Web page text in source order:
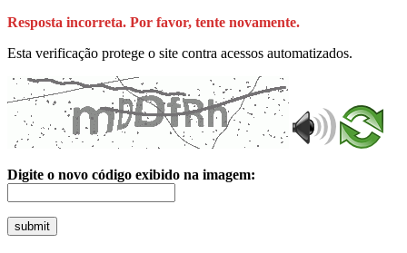
Resposta incorreta. Por favor, tente novamente.
Esta verificação protege o site contra acessos automatizados.
Digite o novo código exibido na imagem:
submit